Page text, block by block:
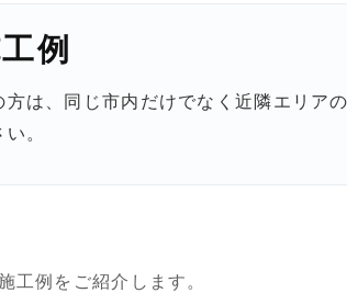
例
は、同じ市内だけでなく近隣エリア
。
工例をご紹介します。